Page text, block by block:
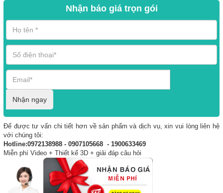
Nhận báo giá trọn gói
Nhận ngay
Để được tư vấn chi tiết hơn về sản phẩm và dịch vụ, xin vui lòng liên hệ
với chúng tôi:
Hotline:0972138988 - 0907105668 - 1900633469
Miễn phí Video + Thiết kế 3D + giải đáp câu hỏi